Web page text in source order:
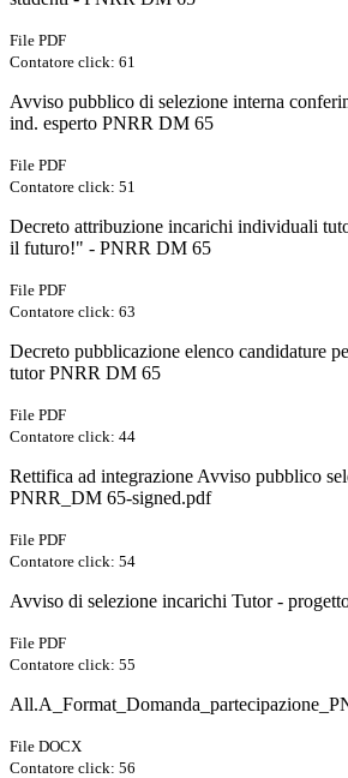
File PDF
Contatore click: 61
Avviso pubblico di selezione interna
ind. esperto PNRR DM 65
File PDF
Contatore click: 51
Decreto attribuzione incarichi individuali
il futuro!" - PNRR DM 65
File PDF
Contatore click: 63
Decreto pubblicazione elenco candidature
tutor PNRR DM 65
File PDF
Contatore click: 44
Rettifica ad integrazione Avviso pubblico
PNRR_DM 65-signed.pdf
File PDF
Contatore click: 54
Avviso di selezione incarichi Tutor -
File PDF
Contatore click: 55
File DOCX
Contatore click: 56